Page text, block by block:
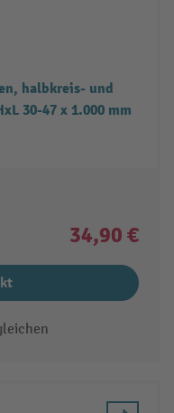
halbkreis- und
30-47 x 1.000 mm
34,90 €